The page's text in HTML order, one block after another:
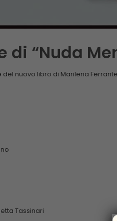
di “Nuda
nuovo libro di Marilena
Tassinari